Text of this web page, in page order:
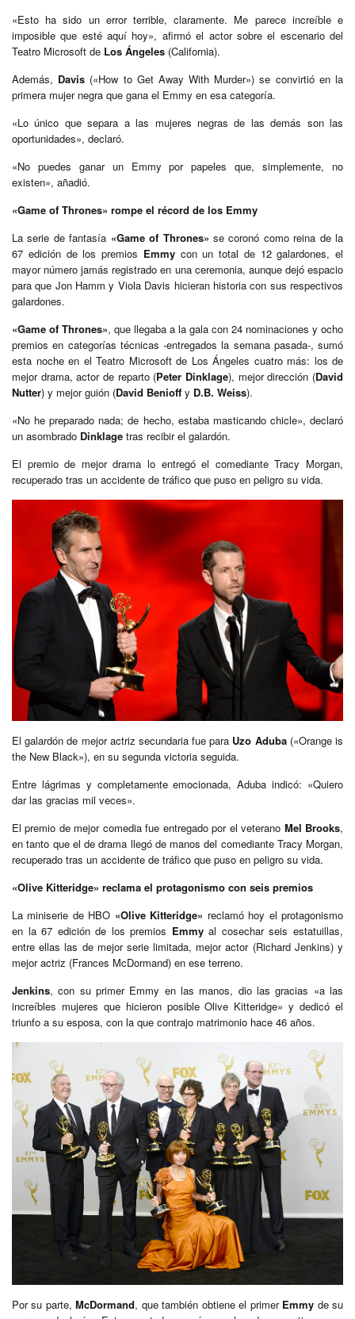
«Esto ha sido un error terrible, claramente. Me parece increíble e
imposible que esté aquí hoy», afirmó el actor sobre el escenario del
Teatro Microsoft de Los Ángeles (California).
Además, Davis («How to Get Away With Murder») se convirtió en la
primera mujer negra que gana el Emmy en esa categoría.
«Lo único que separa a las mujeres negras de las demás son las
oportunidades», declaró.
«No puedes ganar un Emmy por papeles que, simplemente, no
existen», añadió.
«Game of Thrones» rompe el récord de los Emmy
La serie de fantasía «Game of Thrones» se coronó como reina de la
67 edición de los premios Emmycon un total de 12 galardones, el
mayor número jamás registrado en una ceremonia, aunque dejó espacio
para que Jon Hamm y Viola Davis hicieran historia con sus respectivos
galardones.
«Game of Thrones», que llegaba a la gala con 24 nominaciones y ocho
premios en categorías técnicas -entregados la semana pasada-, sumó
esta noche en el Teatro Microsoft de Los Ángeles cuatro más: los de
mejor drama, actor de reparto (Peter Dinklage), mejor dirección (David
Nutter) y mejor guión (David Benioff y D.B. Weiss).
«No he preparado nada; de hecho, estaba masticando chicle», declaró
un asombrado Dinklage tras recibir el galardón.
El premio de mejor drama lo entregó el comediante Tracy Morgan,
recuperado tras un accidente de tráfico que puso en peligro su vida.
El galardón de mejor actriz secundaria fue para Uzo Aduba(«Orange is
the New Black»), en su segunda victoria seguida.
Entre lágrimas y completamente emocionada, Aduba indicó: «Quiero
dar las gracias mil veces».
El premio de mejor comedia fue entregado por el veterano Mel Brooks,
en tanto que el de drama llegó de manos del comediante Tracy Morgan,
recuperado tras un accidente de tráfico que puso en peligro su vida.
«Olive Kitteridge» reclama el protagonismo con seis premios
La miniserie de HBO «Olive Kitteridge» reclamó hoy el protagonismo
en la 67 edición de los premios Emmyal cosechar seis estatuillas,
entre ellas las de mejor serie limitada, mejor actor (Richard Jenkins) y
mejor actriz (Frances McDormand) en ese terreno.
Jenkins, con su primer Emmy en las manos, dio las gracias «a las
increíbles mujeres que hicieron posible Olive Kitteridge» y dedicó el
triunfo a su esposa, con la que contrajo matrimonio hace 46 años.
Por su parte,McDormand, que también obtiene el primer Emmy de su